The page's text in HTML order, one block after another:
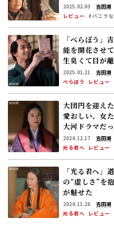
2025.02.03
吉田潮
レビュー
#バニラ
「べらぼう」
能を開花させ
生臭くて目が
分に味わえる」
2025.01.21
吉田潮
べらぼう
レビュー
大団円を迎え
愛おしい、女
大河ドラマだ
2024.12.17
吉田潮
光る君へ
レビュー
「光る君へ」
の“虚しさ”を
が魅せた
2024.11.26
吉田潮
光る君へ
レビュー